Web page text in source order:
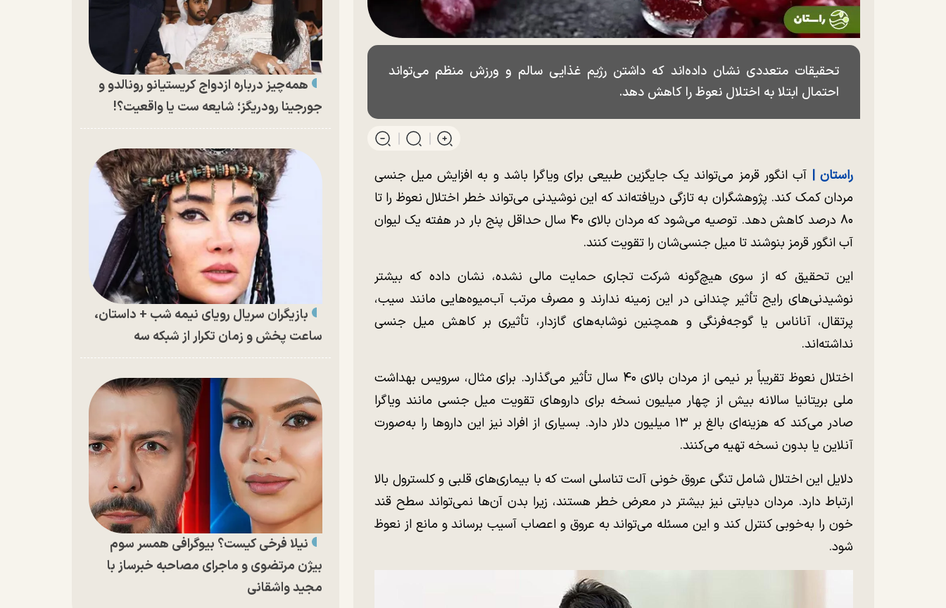
تحقیقات متعددی نشان داده‌اند که داشتن رژیم غذایی سالم و ورزش منظم می‌تواند
احتمال ابتلا به اختلال نعوظ را کاهش دهد.
راستان | آب انگور قرمز می‌تواند یک جایگزین طبیعی برای ویاگرا باشد و به افزایش میل جنسی
مردان کمک کند. پژوهشگران به تازگی دریافته‌اند که این نوشیدنی می‌تواند خطر اختلال نعوظ را تا
۸۰ درصد کاهش دهد. توصیه می‌شود که مردان بالای ۴۰ سال حداقل پنج بار در هفته یک لیوان
آب انگور قرمز بنوشند تا میل جنسی‌شان را تقویت کنند.
این تحقیق که از سوی هیچ‌گونه شرکت تجاری حمایت مالی نشده، نشان داده که بیشتر
نوشیدنی‌های رایج تأثیر چندانی در این زمینه ندارند و مصرف مرتب آب‌میوه‌هایی مانند سیب،
پرتقال، آناناس یا گوجه‌فرنگی و همچنین نوشابه‌های گازدار، تأثیری بر کاهش میل جنسی
نداشته‌اند.
اختلال نعوظ تقریباً بر نیمی از مردان بالای ۴۰ سال تأثیر می‌گذارد. برای مثال، سرویس بهداشت
ملی بریتانیا سالانه بیش از چهار میلیون نسخه برای داروهای تقویت میل جنسی مانند ویاگرا
صادر می‌کند که هزینه‌ای بالغ بر ۱۳ میلیون دلار دارد. بسیاری از افراد نیز این داروها را به‌صورت
آنلاین یا بدون نسخه تهیه می‌کنند.
دلایل این اختلال شامل تنگی عروق خونی آلت تناسلی است که با بیماری‌های قلبی و کلسترول بالا
ارتباط دارد. مردان دیابتی نیز بیشتر در معرض خطر هستند، زیرا بدن آن‌ها نمی‌تواند سطح قند
خون را به‌خوبی کنترل کند و این مسئله می‌تواند به عروق و اعصاب آسیب برساند و مانع از نعوظ
شود.
همه‌چیز درباره ازدواج کریستیانو رونالدو و
جورجینا رودریگز؛ شایعه ست یا واقعیت؟!
بازیگران سریال رویای نیمه شب + داستان،
ساعت پخش و زمان تکرار از شبکه سه
نیلا فرخی کیست؟ بیوگرافی همسر سوم
بیژن مرتضوی و ماجرای مصاحبه خبرساز با
مجید واشقانی